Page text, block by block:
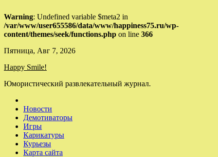
Warning: Undefined variable $meta2 in
/var/www/user655586/data/www/happiness75.ru/wp-
content/themes/seek/functions.php on line 366
Skip
content
Пятница, Авг 7, 2026
Happy Smile!
Юмористический развлекательный журнал.
Новости
Демотиваторы
Игры
Карикатуры
Курьезы
Карта сайта